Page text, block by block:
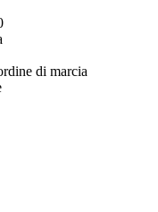
di marcia